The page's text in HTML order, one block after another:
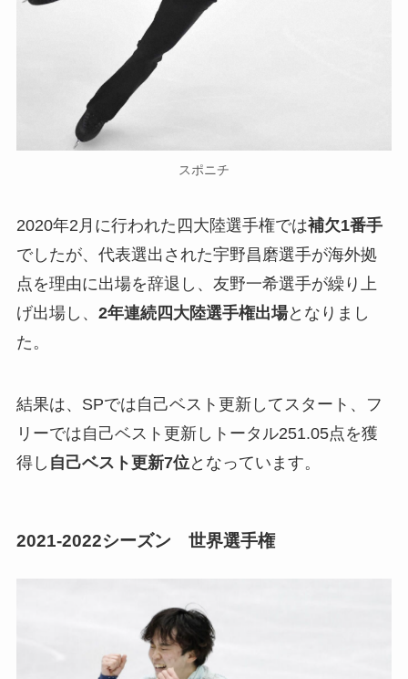
スポニチ
2020年2月に行われた四大陸選手権では補欠1番手
でしたが、代表選出された宇野昌磨選手が海外拠
点を理由に出場を辞退し、友野一希選手が繰り上
げ出場し、 2年連続四大陸選手権出場となりまし
た。
結果は、SPでは自己ベスト更新してスタート、フ
リーでは自己ベスト更新しトータル251.05点を獲
得し 自己ベスト更新7位となっています。
2021-2022シーズン 世界選手権